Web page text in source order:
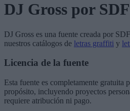
DJ Gross por
DJ Gross es una fuente creada por
nuestros catálogos de letras graffiti y
Licencia de la fuente
Esta fuente es completamente gratuita
propósito, incluyendo proyectos
requiere atribución ni pago.